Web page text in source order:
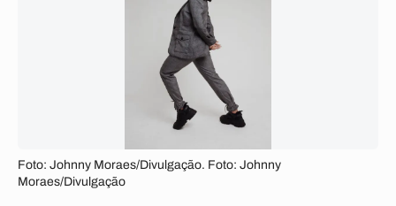
Foto: Johnny Moraes/Divulgação. Foto: Johnny
Moraes/Divulgação